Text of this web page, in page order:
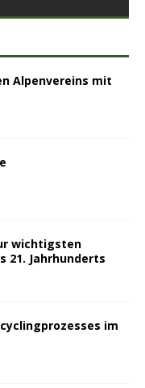
Alpenvereins mit
wichtigsten
21. Jahrhunderts
im